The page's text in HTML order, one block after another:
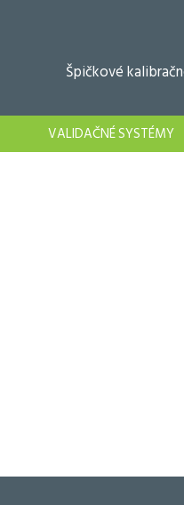
Špičkové
VALIDAČNÉ SYSTÉMY